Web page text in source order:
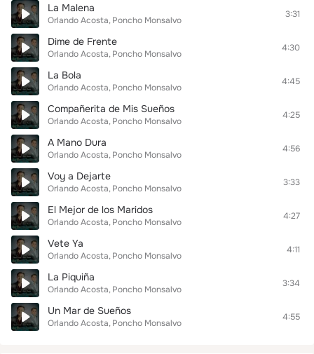
La Malena
Orlando Acosta Poncho Monsalvo
3:31
Dime de Frente
Orlando Acosta Poncho Monsalvo
4:30
La Bola
Orlando Acosta Poncho Monsalvo
4:45
Compañerita de Mis Sueños
Orlando Acosta Poncho Monsalvo
4:25
A Mano Dura
Orlando Acosta Poncho Monsalvo
4:56
Voy a Dejarte
Orlando Acosta Poncho Monsalvo
3:33
El Mejor de los Maridos
Orlando Acosta Poncho Monsalvo
4:27
Vete Ya
Orlando Acosta Poncho Monsalvo
4:11
La Piquiña
Orlando Acosta Poncho Monsalvo
3:34
Un Mar de Sueños
Orlando Acosta Poncho Monsalvo
4:55